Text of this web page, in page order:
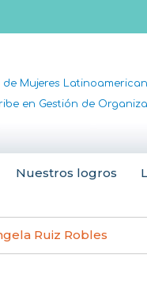
de Mujeres
en Gestión de
Nuestros logros
Ruiz Robles